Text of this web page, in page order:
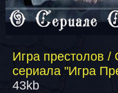
Игра престолов /
сериала "Игра
43kb